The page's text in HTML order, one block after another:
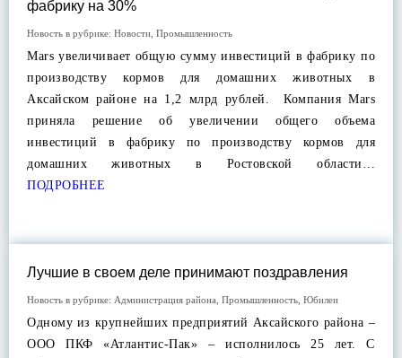
фабрику на 30%
Новость в рубрике: Новости Промышленность
Mars увеличивает общую сумму инвестиций в фабрику по
производству кормов для домашних животных в
Аксайском районе на 1,2 млрд рублей. Компания Mars
приняла решение об увеличении общего объема
инвестиций в фабрику по производству кормов для
домашних животных в Ростовской области…
ПОДРОБНЕЕ
Лучшие в своем деле принимают поздравления
Новость в рубрике: Администрация района Промышленность Юбилеи
Одному из крупнейших предприятий Аксайского района –
ООО ПКФ «Атлантис-Пак» – исполнилось 25 лет. С